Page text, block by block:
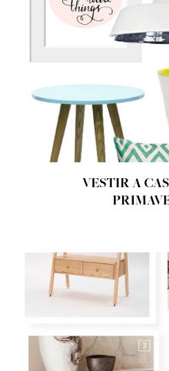
VESTIR A